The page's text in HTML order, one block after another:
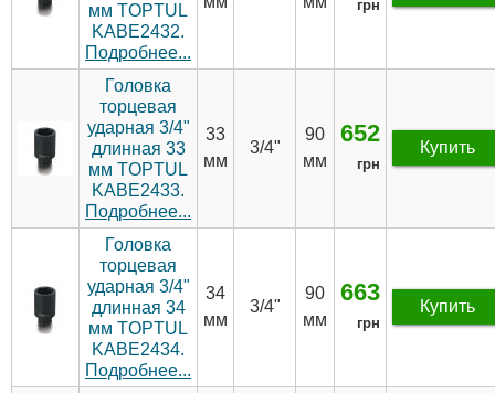
мм TOPTUL
KABE2432.
Подробнее...
грн
Головка
торцевая
ударная 3/4"
длинная 33
мм TOPTUL
KABE2433.
Подробнее...
33
мм
3/4"
90
мм
652
грн
Купить
Головка
торцевая
ударная 3/4"
длинная 34
мм TOPTUL
KABE2434.
Подробнее...
34
мм
3/4"
90
мм
663
грн
Купить